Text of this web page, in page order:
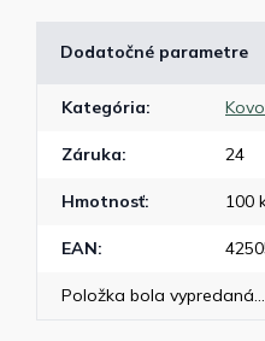
Dodatočné parametre
Kategória:
Záruka: 24
Hmotnosť: 100
EAN:
Položka bola vypredaná…